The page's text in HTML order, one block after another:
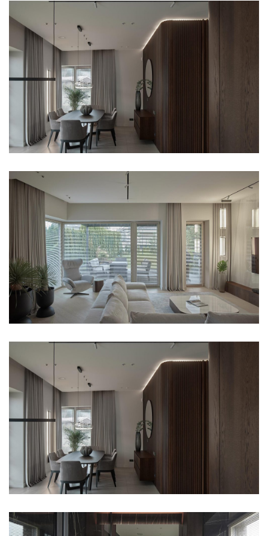
Facade Roller Blinds
All Roller Blinds
Aluminium Blinds
Vertical Blinds
Roller Shutters
All Smart Control
Antiallergic Nets
All Nets
High-Speed Gates
Docking Systems
Fire-Rated doors